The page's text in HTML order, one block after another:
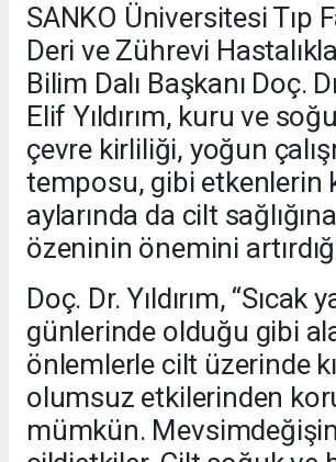
SANKO Üniversitesi Tıp
Deri ve Zührevi
Bilim Dalı Başkanı Doç.
Elif Yıldırım, kuru ve
çevre kirliliği, yoğun
temposu, gibi etkenlerin
aylarında da cilt
özeninin önemini
Doç. Dr. Yıldırım, “Sıcak
günlerinde olduğu gibi
önlemlerle cilt üzerinde
olumsuz etkilerinden
mümkün.